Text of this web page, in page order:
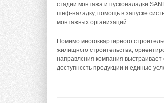
стадии монтажа и пусконаладки
шеф-наладку, помощь в запуске
монтажных организаций.
Помимо многоквартирного
жилищного строительства,
направления компания
доступность продукции и единые